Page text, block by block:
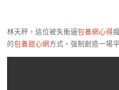
林天秤，這位被失衡逼包養網心得
的包養甜心網方式，強制創造一場